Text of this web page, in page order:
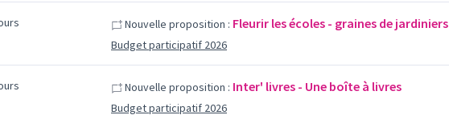
Nouvelle proposition : Fleurir les écoles - graines de jardiniers
Budget participatif 2026
Nouvelle proposition : Inter' livres - Une boîte à livres
Budget participatif 2026